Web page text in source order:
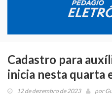
Cadastro para
inicia nesta quarta
12 de dezembro de 2023 por